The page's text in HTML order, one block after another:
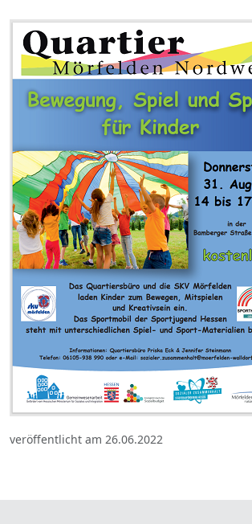
veröffentlicht am 26.06.2022